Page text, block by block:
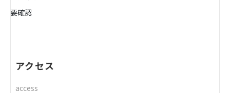
要確認
アクセス
access